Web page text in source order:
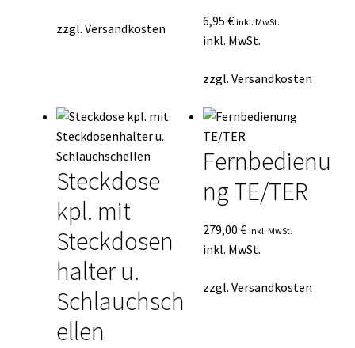
zzgl. Versandkosten 6,95€ inkl. MwSt.
inkl. MwSt.
zzgl.Versandkosten
Steckdose
kpl. mit
Steckdosen
halter u.
Schlauchsch
ellen
Fernbedienu
ng TE/TER
279,00€ inkl. MwSt.
inkl. MwSt.
zzgl.Versandkosten